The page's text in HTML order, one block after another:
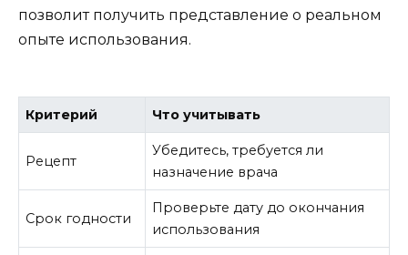
позволит получить представление о реальном
опыте использования.
Критерий Что учитывать
Рецепт
Убедитесь, требуется ли
назначение врача
Срок годности
Проверьте дату до окончания
использования